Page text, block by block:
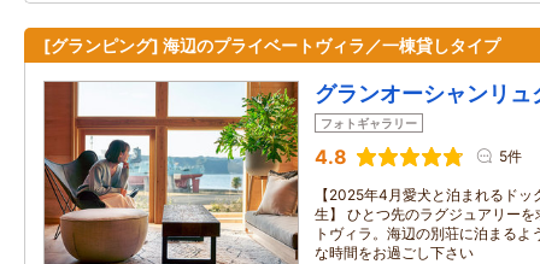
[グランピング] 海辺のプライベートヴィラ／一棟貸しタイプ
グランオーシャンリュ
フォトギャラリー
4.8 5件
【2025年4月愛犬と泊まれるド
生】 ひとつ先のラグジュアリー
トヴィラ。海辺の別荘に泊まる
な時間をお過ごし下さい